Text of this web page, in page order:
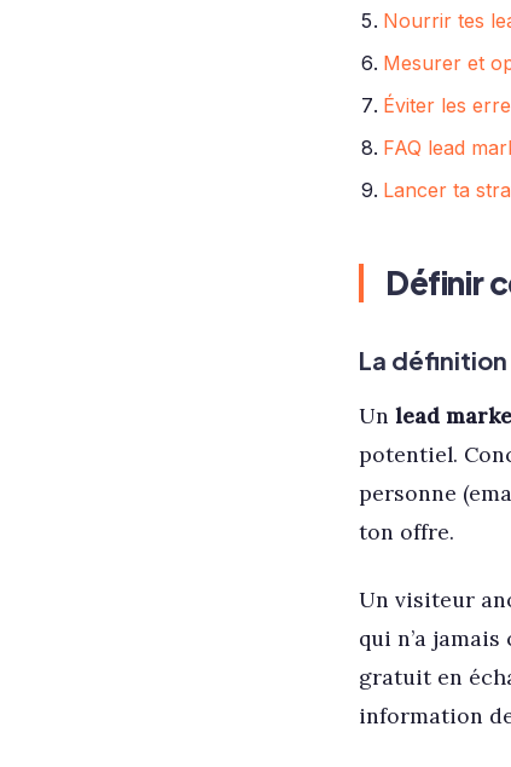
Nourrir tes
Mesurer et
Éviter les
FAQ lead
Lancer ta
Définir
La
Un lead
potentiel.
personne
ton offre.
Un visiteur
qui n’a
gratuit en
information